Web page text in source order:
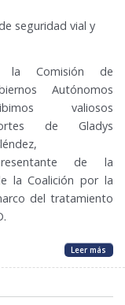
seguridad vial y
la Comisión de
Autónomos
valiosos
de Gladys
de la
la Coalición por la
del tratamiento
Leer más